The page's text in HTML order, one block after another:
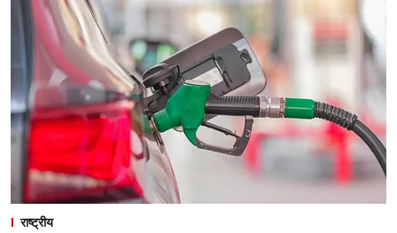
राष्ट्रीय